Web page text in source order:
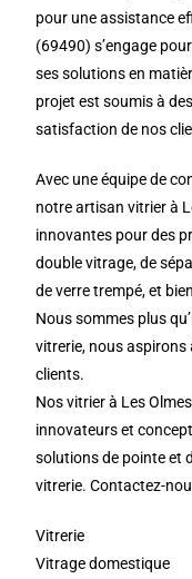
pour une assistance
(69490) s’engage
ses solutions en
projet est soumis à
satisfaction de nos
Avec une équipe de
notre artisan vitrier à
innovantes pour des
double vitrage, de
de verre trempé, et
Nous sommes plus
vitrerie, nous aspirons
clients.
Nos vitrier à Les
innovateurs et
solutions de pointe et
vitrerie. Contactez-
Vitrerie
Vitrage domestique